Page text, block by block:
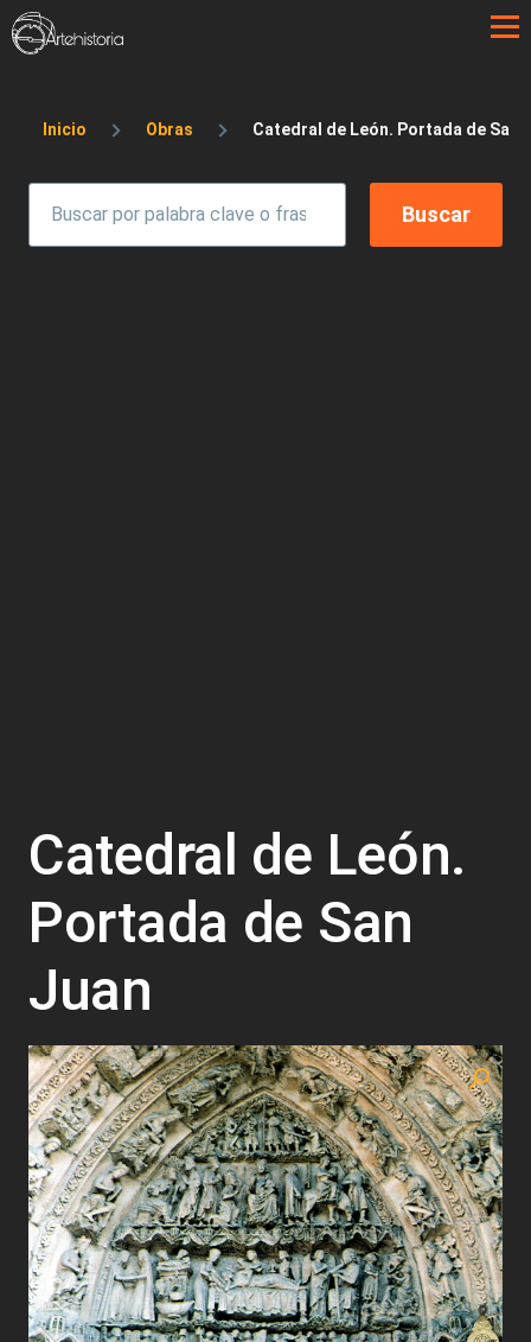
Pasar al contenido principal
Sobrescribir enlaces de ayuda a la
Inicio Obras Catedral de León. Portada de San
Catedral de León.
Portada de San
Juan